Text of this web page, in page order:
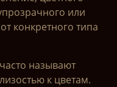
или
конкретного типа
называют
к цветам.